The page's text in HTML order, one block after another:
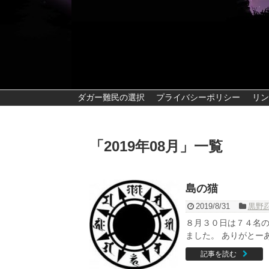
ダガー難民の選択 プライバシーポリシー リ
「 2019年08月 」 一覧
島の猫
2019/8/31 黒野
８月３０日は７４名
ました。 ありがとー
記事を読む